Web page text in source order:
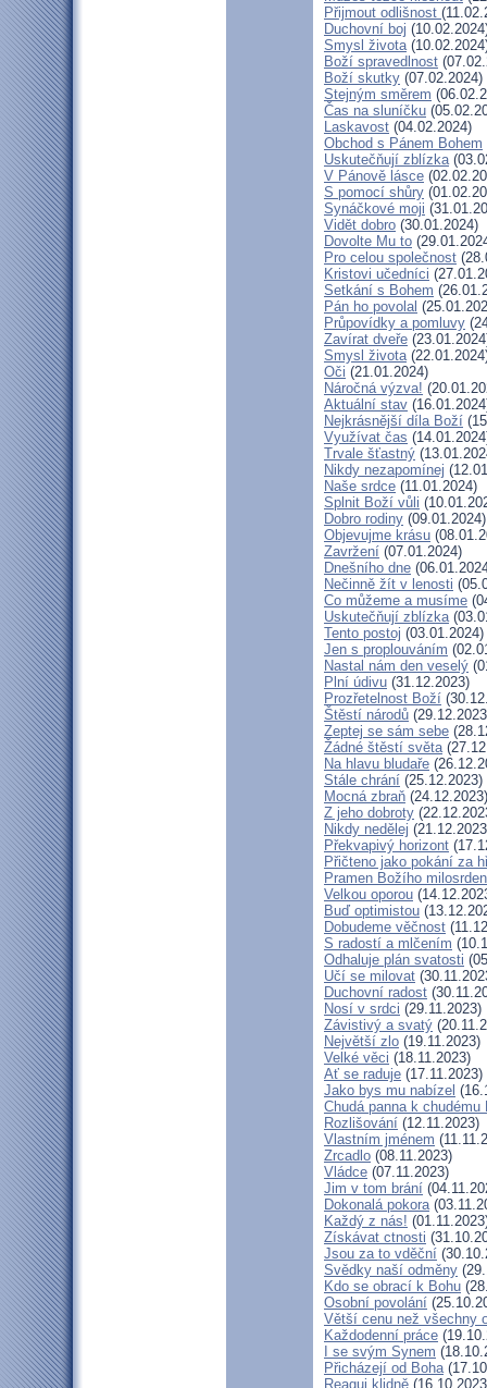
Přijmout odlišnost
Duchovní boj
Smysl života
Boží spravedlnost
Boží skutky (07.02.2024)
Stejným směrem
Čas na sluníčku
Laskavost (04.02.2024)
Obchod s Pánem Bohem
Uskutečňují zblízka
V Pánově lásce
S pomocí shůry
Synáčkové moji
Vidět dobro (30.01.2024)
Dovolte Mu to
Pro celou společnost
Kristovi učedníci
Setkání s Bohem
Pán ho povolal
Průpovídky a pomluvy
Zavírat dveře
Smysl života
Oči (21.01.2024)
Náročná výzva!
Aktuální stav
Nejkrásnější díla Boží
Využívat čas
Trvale šťastný
Nikdy nezapomínej
Naše srdce (11.01.2024)
Splnit Boží vůli
Dobro rodiny (09.01.2024)
Objevujme krásu
Zavržení (07.01.2024)
Dnešního dne
Nečinně žít v lenosti
Co můžeme a musíme
Uskutečňují zblízka
Tento postoj (03.01.2024)
Jen s proplouváním
Nastal nám den veselý
Plní údivu (31.12.2023)
Prozřetelnost Boží
Štěstí národů
Zeptej se sám sebe
Žádné štěstí světa
Na hlavu bludaře
Stále chrání (25.12.2023)
Mocná zbraň (24.12.2023)
Z jeho dobroty
Nikdy nedělej
Překvapivý horizont
Přičteno jako pokání za
Pramen Božího
Velkou oporou
Buď optimistou
Dobudeme věčnost
S radostí a mlčením
Odhaluje plán svatosti
Učí se milovat
Duchovní radost
Nosí v srdci (29.11.2023)
Závistivý a svatý
Největší zlo (19.11.2023)
Velké věci (18.11.2023)
Ať se raduje (17.11.2023)
Jako bys mu nabízel
Chudá panna k chudému
Rozlišování (12.11.2023)
Vlastním jménem
Zrcadlo (08.11.2023)
Vládce (07.11.2023)
Jim v tom brání
Dokonalá pokora
Každý z nás!
Získávat ctnosti
Jsou za to vděční
Svědky naší odměny
Kdo se obrací k Bohu
Osobní povolání
Větší cenu než všechny
Každodenní práce
I se svým Synem
Přicházejí od Boha
Reaguj klidně